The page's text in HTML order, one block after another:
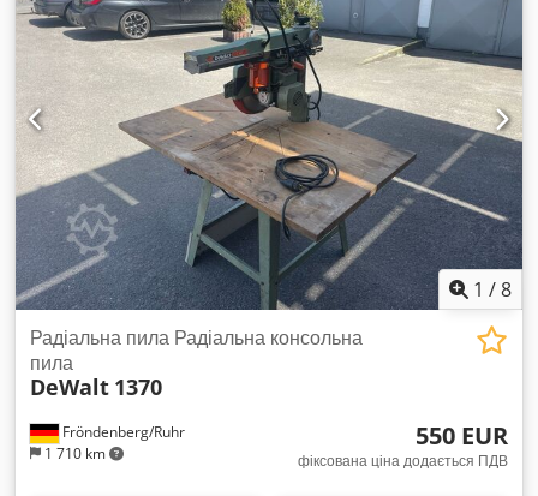
1 /8
Fröndenberg/Ruhr
1 710 km
Радіальна пила Радіальна консольна
пила
DeWalt 1370
550 EUR
фіксована ціна додається ПДВ